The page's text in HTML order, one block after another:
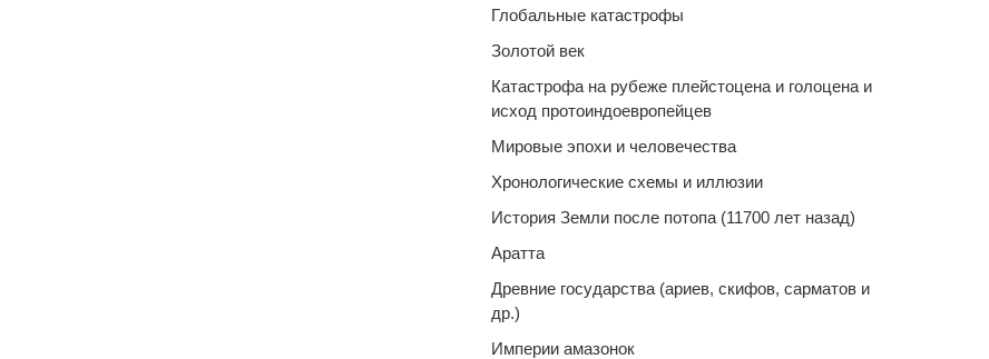
Глобальные катастрофы
Золотой век
Катастрофа на рубеже плейстоцена и голоцена и
исход протоиндоевропейцев
Мировые эпохи и человечества
Хронологические схемы и иллюзии
История Земли после потопа (11700 лет назад)
Аратта
Древние государства (ариев, скифов, сарматов и
др.)
Империи амазонок